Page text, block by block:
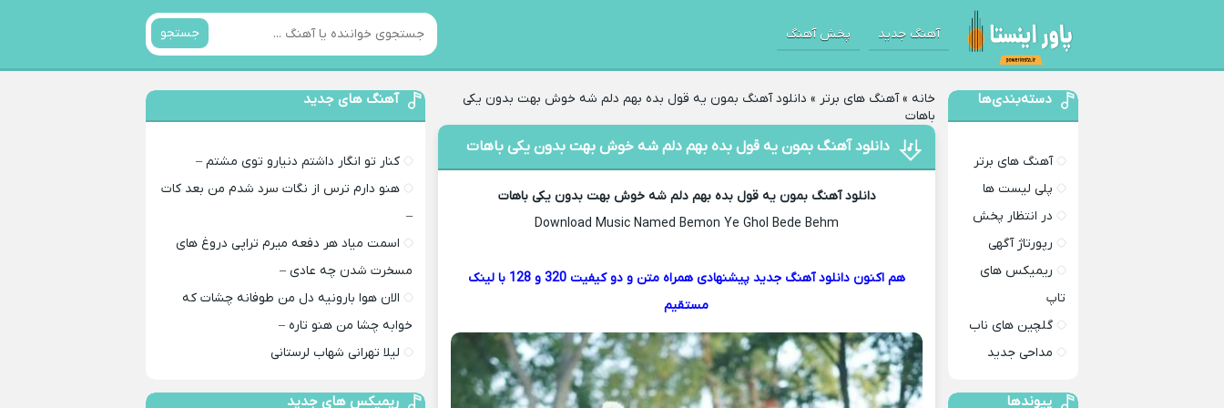
آهنگ جدید پخش آهنگ جستجو
خانه »آهنگ های برتر » دانلود آهنگ بمون یه قول بده بهم دلم شه خوش بهت بدون یکی
باهات
دانلود آهنگ بمون یه قول بده بهم دلم شه خوش بهت بدون یکی باهات
دانلود آهنگ بمون یه قول بده بهم دلم شه خوش بهت بدون یکی باهات
Download Music Named Bemon Ye Ghol Bede Behm
هم اکنون دانلود آهنگ جدید پیشنهادی همراه متن و دو کیفیت 320 و 128 با لینک
مستقیم
دسته‌بندی‌ها
آهنگ های برتر
پلی لیست ها
در انتظار پخش
رپورتاژ آگهی
ریمیکس های
تاپ
گلچین های ناب
مداحی جدید
پیوندها
آهنگ های جدید
کنار تو انگار داشتم دنیارو توی مشتم –
هنو دارم ترس از نگات سرد شدم من بعد کات
–
اسمت میاد هر دفعه میرم تراپی دروغ‌ های
مسخرت شدن چه عادی –
الان هوا بارونیه دل من طوفانه چشات که
خوابه چشا من هنو تاره –
لیلا تهرانی شهاب لرستانی
ریمیکس های جدید